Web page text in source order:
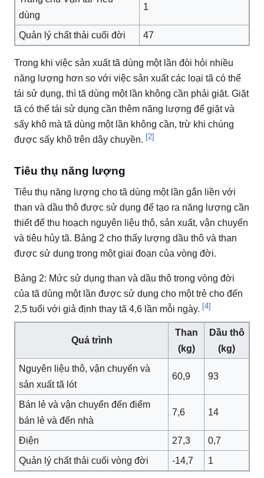
dùng
1
Quản lý chất thải cuối đời 47
Trong khi việc sản xuất tã dùng một lần đòi hỏi nhiều
năng lượng hơn so với việc sản xuất các loại tã có thể
tái sử dụng, thì tã dùng một lần không cần phải giặt. Giặt
tã có thể tái sử dụng cần thêm năng lượng để giặt và
sấy khô mà tã dùng một lần không cần, trừ khi chúng
được sấy khô trên dây chuyền. [2]
Tiêu thụ năng lượng
Tiêu thụ năng lượng cho tã dùng một lần gắn liền với
than và dầu thô được sử dụng để tạo ra năng lượng cần
thiết để thu hoạch nguyên liệu thô, sản xuất, vận chuyển
và tiêu hủy tã. Bảng 2 cho thấy lượng dầu thô và than
được sử dụng trong một giai đoạn của vòng đời.
Bảng 2: Mức sử dụng than và dầu thô trong vòng đời
của tã dùng một lần được sử dụng cho một trẻ cho đến
2,5 tuổi với giả định thay tã 4,6 lần mỗi ngày. [4]
Quá trình
Than
(kg)
Dầu thô
(kg)
Nguyên liệu thô, vận chuyển và
sản xuất tã lót
60,9 93
Bán lẻ và vận chuyển đến điểm
bán lẻ và đến nhà
7,6 14
Điện 27,3
0,7
Quản lý chất thải cuối vòng đời
-14,7 1